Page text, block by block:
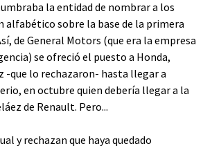
la entidad de nombrar a los
alfabético sobre la base de la primera
de General Motors (que era la empresa
se ofreció el puesto a Honda,
-que lo rechazaron- hasta llegar a
en octubre quien debería llegar a la
de Renault. Pero...
y rechazan que haya quedado